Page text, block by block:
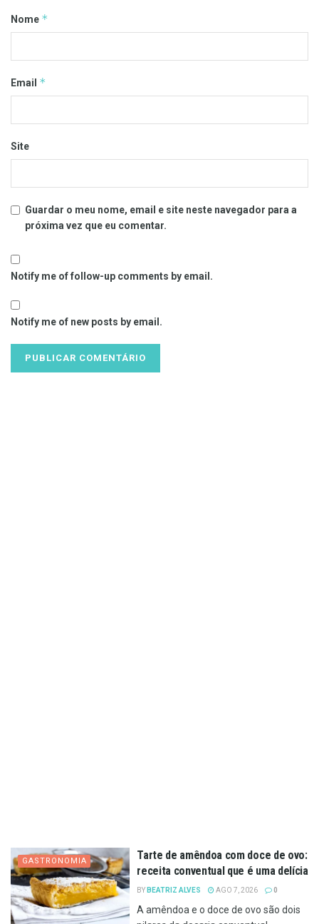
Nome *
Email *
Site
Guardar o meu nome, email e site neste navegador para a
próxima vez que eu comentar.
Notify me of follow-up comments by email.
Notify me of new posts by email.
GASTRONOMIA
Tarte de amêndoa com doce de ovo:
receita conventual que é uma delícia
BY BEATRIZ ALVES AGO 7, 2026 0
A amêndoa e o doce de ovo são dois